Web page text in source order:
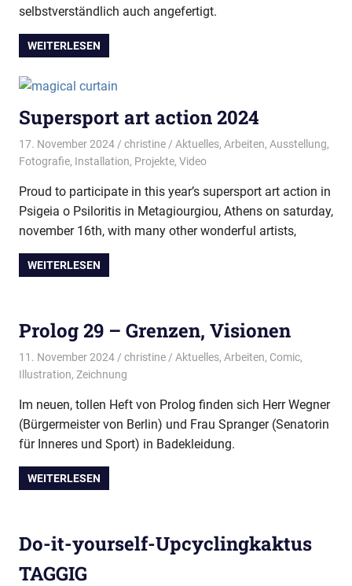
selbstverständlich auch angefertigt.
WEITERLESEN
Supersport art action 2024
17. November 2024 christine Aktuelles, Arbeiten, Ausstellung,
Fotografie, Installation, Projekte, Video
Proud to participate in this year’s supersport art action in
Psigeia o Psiloritis in Metagiourgiou, Athens on saturday,
november 16th, with many other wonderful artists,
WEITERLESEN
Prolog 29 – Grenzen, Visionen
11. November 2024 christine Aktuelles, Arbeiten, Comic,
Illustration, Zeichnung
Im neuen, tollen Heft von Prolog finden sich Herr Wegner
(Bürgermeister von Berlin) und Frau Spranger (Senatorin
für Inneres und Sport) in Badekleidung.
WEITERLESEN
Do-it-yourself-Upcyclingkaktus
TAGGIG